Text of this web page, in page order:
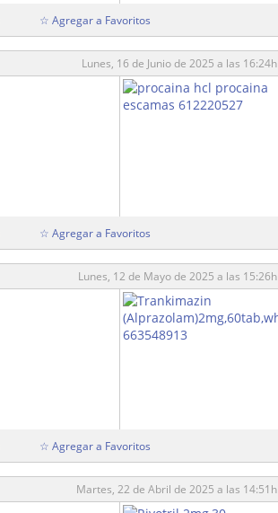
☆ Agregar a Favoritos
Lunes, 16 de Junio de 2025 a las 16:24h
☆ Agregar a Favoritos
Lunes, 12 de Mayo de 2025 a las 15:26h
☆ Agregar a Favoritos
Martes, 22 de Abril de 2025 a las 14:51h